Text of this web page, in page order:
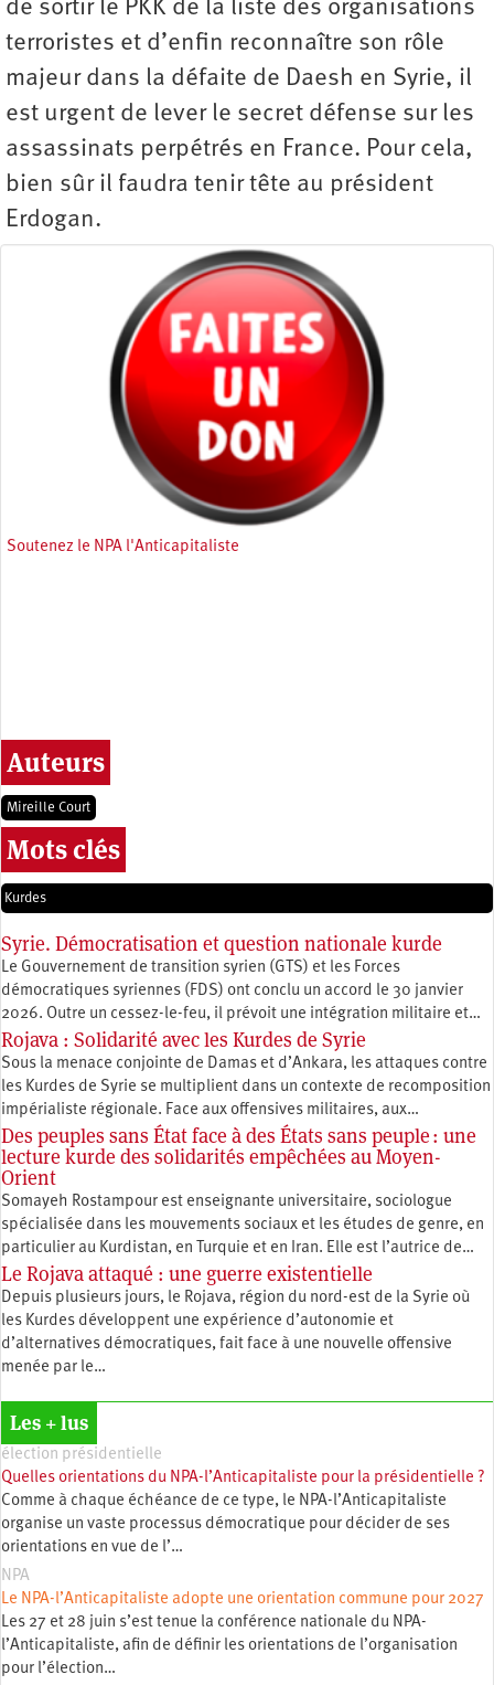
de sortir le PKK de la liste des organisations
terroristes et d’enfin reconnaître son rôle
majeur dans la défaite de Daesh en Syrie, il
est urgent de lever le secret défense sur les
assassinats perpétrés en France. Pour cela,
bien sûr il faudra tenir tête au président
Erdogan.
Soutenez le NPA l'Anticapitaliste
Auteurs
Mireille Court
Mots clés
Kurdes
Syrie. Démocratisation et question nationale kurde
Le Gouvernement de transition syrien (GTS) et les Forces
démocratiques syriennes (FDS) ont conclu un accord le 30 janvier
2026. Outre un cessez-le-feu, il prévoit une intégration militaire et…
Rojava : Solidarité avec les Kurdes de Syrie
Sous la menace conjointe de Damas et d’Ankara, les attaques contre
les Kurdes de Syrie se multiplient dans un contexte de recomposition
impérialiste régionale. Face aux offensives militaires, aux…
Des peuples sans État face à des États sans peuple : une
lecture kurde des solidarités empêchées au Moyen-
Orient
Somayeh Rostampour est enseignante universitaire, sociologue
spécialisée dans les mouvements sociaux et les études de genre, en
particulier au Kurdistan, en Turquie et en Iran. Elle est l’autrice de…
Le Rojava attaqué : une guerre existentielle
Depuis plusieurs jours, le Rojava, région du nord-est de la Syrie où
les Kurdes développent une expérience d’autonomie et
d’alternatives démocratiques, fait face à une nouvelle offensive
menée par le…
Les + lus
élection présidentielle
Quelles orientations du NPA-l’Anticapitaliste pour la présidentielle ?
Comme à chaque échéance de ce type, le NPA-l’Anticapitaliste
organise un vaste processus démocratique pour décider de ses
orientations en vue de l’…
NPA
Le NPA-l’Anticapitaliste adopte une orientation commune pour 2027
Les 27 et 28 juin s’est tenue la conférence nationale du NPA-
l’Anticapitaliste, afin de définir les orientations de l’organisation
pour l’élection…